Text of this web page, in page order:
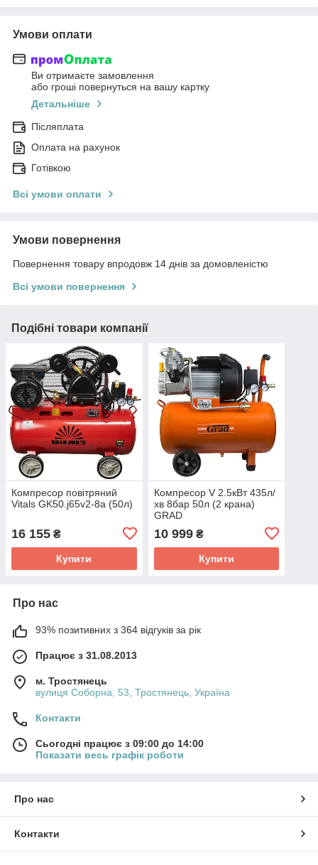
Умови оплати
Ви отримаєте замовлення
або гроші повернуться на вашу картку
Детальніше
Післяплата
Оплата на рахунок
Готівкою
Всі умови оплати
Умови повернення
Повернення товару впродовж 14 днів за домовленістю
Всі умови повернення
Подібні товари компанії
Компресор повітряний
Vitals GK50.j65v2-8a (50л)
16 155 ₴
Купити
Компресор V 2.5кВт 435л/
хв 8бар 50л (2 крана)
GRAD
10 999₴
Купити
Про нас
93% позитивних з 364 відгуків за рік
Працює з 31.08.2013
м. Тростянець
вулиця Соборна, 53, Тростянець, Україна
Контакти
Сьогодні працює з 09:00 до 14:00
Показати весь графік роботи
Про нас
Контакти